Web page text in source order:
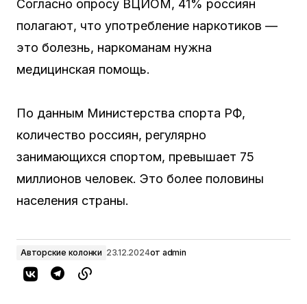
Согласно опросу ВЦИОМ, 41% россиян
полагают, что употребление наркотиков —
это болезнь, наркоманам нужна
медицинская помощь.
По данным Министерства спорта РФ,
количество россиян, регулярно
занимающихся спортом, превышает 75
миллионов человек. Это более половины
населения страны.
Авторские колонки 23.12.2024от admin